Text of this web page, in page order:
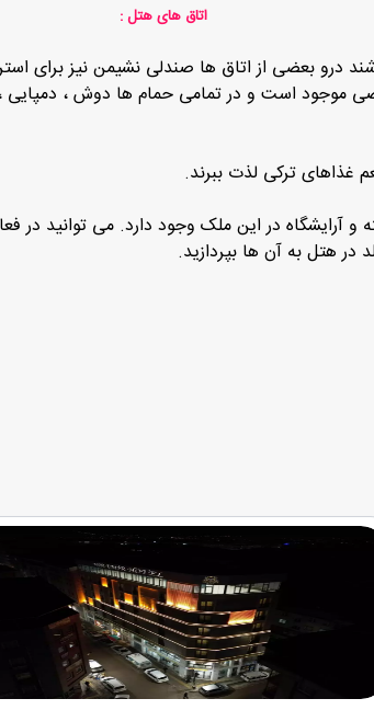
اتاق های هتل :
درو بعضی از اتاق ها صندلی نشیمن نیز
موجود است و در تمامی حمام ها دوش ، دمپایی
غذاهای ترکی لذت ببرند.
هتل به آن ها بپردازید.